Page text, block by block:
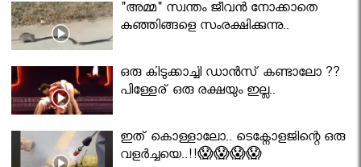
"അമ്മ" സ്വന്തം ജീവൻ നോക്കാതെ
കുഞ്ഞിങ്ങളെ സംരക്ഷിക്കുന്നു..
ഒരു കിടുക്കാച്ചി ഡാൻസ് കണ്ടാലോ ??
പിള്ളേര് ഒരു രക്ഷയും ഇല്ല..
ഇത് കൊള്ളാലോ.. ടെക്നോളജിന്റെ ഒരു
വളർച്ചയെ..!!😱😱😱😱